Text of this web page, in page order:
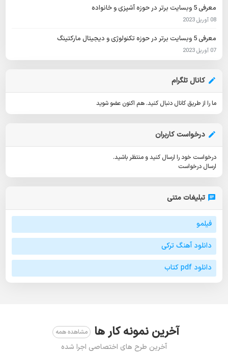
معرفی 5 وبسایت برتر در حوزه آشپزی و خانواده
08 آوریل 2023
معرفی 5 وبسایت برتر در حوزه تکنولوژی و دیجیتال مارکتینگ
07 آوریل 2023
کانال تلگرام
ما را از طریق کانال دنبال کنید. هم اکنون عضو شوید
درخواست کاربران
درخواست خود را ارسال کنید و منتظر باشید.
ارسال درخواست
تبلیغات متنی
فیلمو
دانلود آهنگ ترکی
دانلود pdf کتاب
آخرین نمونه کار ها مشاهده همه
آخرین طرح های اختصاصی اجرا شده